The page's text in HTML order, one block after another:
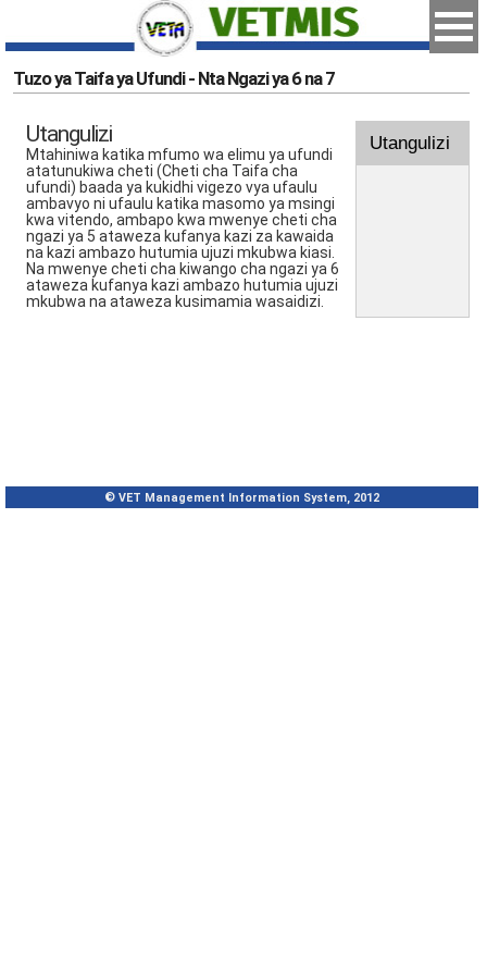
Tuzo ya Taifa ya Ufundi - Nta Ngazi ya 6 na 7
Utangulizi
Mtahiniwa katika mfumo wa elimu ya ufundi
atatunukiwa cheti (Cheti cha Taifa cha
ufundi) baada ya kukidhi vigezo vya ufaulu
ambavyo ni ufaulu katika masomo ya msingi
kwa vitendo, ambapo kwa mwenye cheti cha
ngazi ya 5 ataweza kufanya kazi za kawaida
na kazi ambazo hutumia ujuzi mkubwa kiasi.
Na mwenye cheti cha kiwango cha ngazi ya 6
ataweza kufanya kazi ambazo hutumia ujuzi
mkubwa na ataweza kusimamia wasaidizi.
Utangulizi
© VET Management Information System, 2012